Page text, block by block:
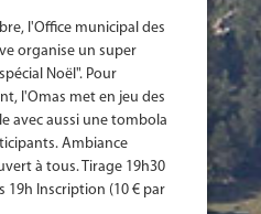
l'Office municipal des
organise un super
Noël". Pour
l'Omas met en jeu des
avec aussi une tombola
Ambiance
à tous. Tirage 19h30
19h Inscription (10 € par